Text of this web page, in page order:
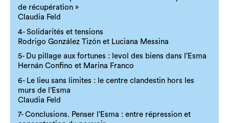
de récupération »
Claudia Feld
4- Solidarités et tensions
Rodrigo González Tizón et Luciana Messina
5- Du pillage aux fortunes : levol des biens dans l’Esma
Hernán Confino et Marina Franco
6- Le lieu sans limites : le centre clandestin hors les
murs de l’Esma
Claudia Feld
7- Conclusions. Penser l’Esma : entre répression et